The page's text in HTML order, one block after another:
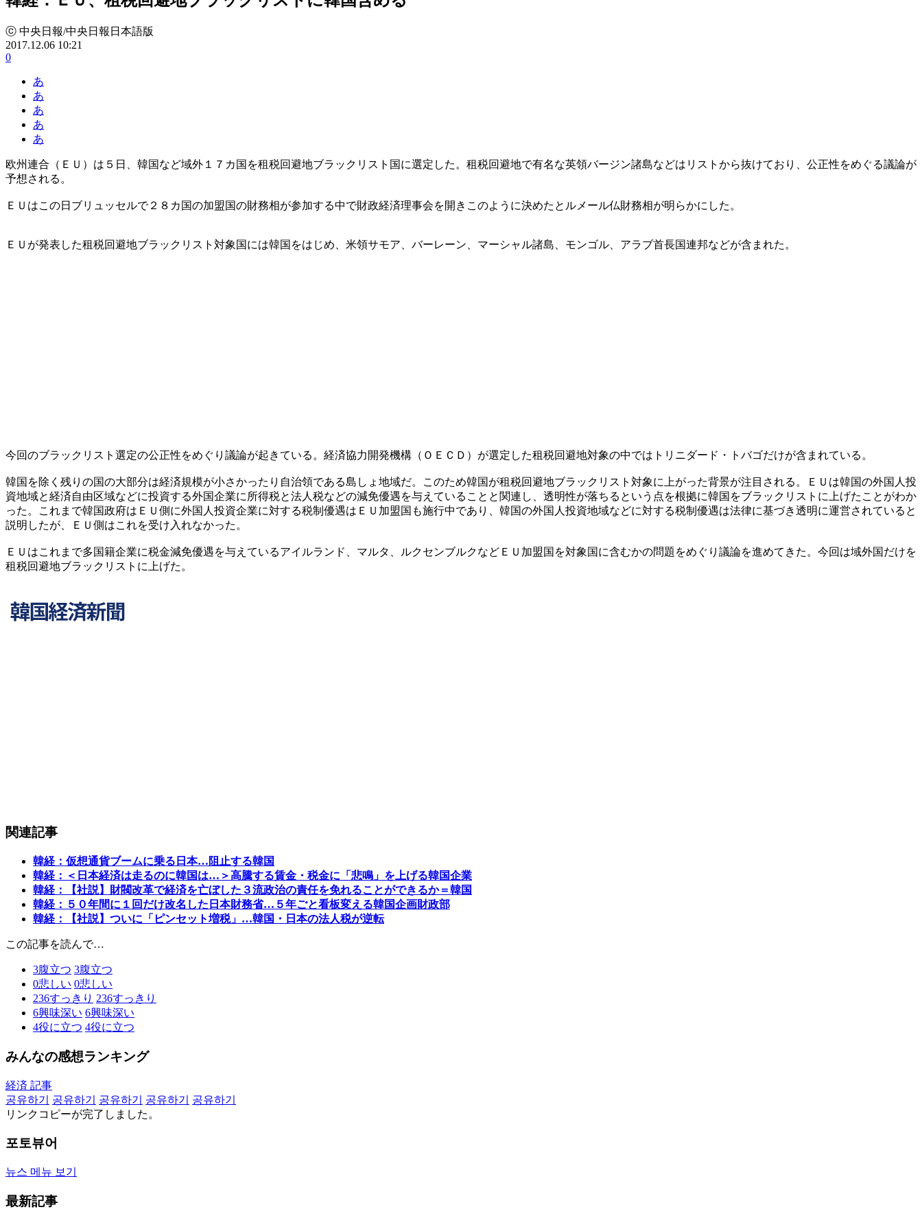
ⓒ 中央日報/中央日報日本語版
2017.12.06 10:21
0
あ
あ
あ
あ
あ
欧州連合（ＥＵ）は５日、韓国など域外１７カ国を租税回避地ブラックリスト国に選定した。租税回避地で有名な英領バージン諸島などはリストから抜けており、公正性をめぐる議論が
予想される。
ＥＵはこの日ブリュッセルで２８カ国の加盟国の財務相が参加する中で財政経済理事会を開きこのように決めたとルメール仏財務相が明らかにした。
ＥＵが発表した租税回避地ブラックリスト対象国には韓国をはじめ、米領サモア、バーレーン、マーシャル諸島、モンゴル、アラブ首長国連邦などが含まれた。
今回のブラックリスト選定の公正性をめぐり議論が起きている。経済協力開発機構（ＯＥＣＤ）が選定した租税回避地対象の中ではトリニダード・トバゴだけが含まれている。
韓国を除く残りの国の大部分は経済規模が小さかったり自治領である島しょ地域だ。このため韓国が租税回避地ブラックリスト対象に上がった背景が注目される。ＥＵは韓国の外国人投
資地域と経済自由区域などに投資する外国企業に所得税と法人税などの減免優遇を与えていることと関連し、透明性が落ちるという点を根拠に韓国をブラックリストに上げたことがわか
った。これまで韓国政府はＥＵ側に外国人投資企業に対する税制優遇はＥＵ加盟国も施行中であり、韓国の外国人投資地域などに対する税制優遇は法律に基づき透明に運営されていると
説明したが、ＥＵ側はこれを受け入れなかった。
ＥＵはこれまで多国籍企業に税金減免優遇を与えているアイルランド、マルタ、ルクセンブルクなどＥＵ加盟国を対象国に含むかの問題をめぐり議論を進めてきた。今回は域外国だけを
租税回避地ブラックリストに上げた。
関連記事
韓経：仮想通貨ブームに乗る日本…阻止する韓国
韓経：＜日本経済は走るのに韓国は…＞高騰する賃金・税金に「悲鳴」を上げる韓国企業
韓経：【社説】財閥改革で経済を亡ぼした３流政治の責任を免れることができるか＝韓国
韓経：５０年間に１回だけ改名した日本財務省…５年ごと看板変える韓国企画財政部
韓経：【社説】ついに「ピンセット増税」…韓国・日本の法人税が逆転
この記事を読んで…
3腹立つ 3腹立つ
0悲しい 0悲しい
236すっきり 236すっきり
6興味深い 6興味深い
4役に立つ 4役に立つ
みんなの感想ランキング
経済 記事
공유하기
공유하기 공유하기 공유하기
공유하기
リンクコピーが完了しました。
포토뷰어
뉴스 메뉴 보기
最新記事